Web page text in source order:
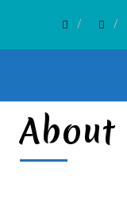
About